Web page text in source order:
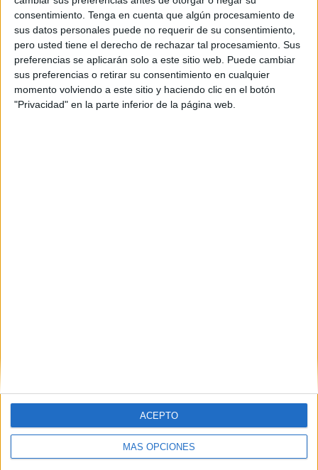
consentimiento. Tenga en cuenta que algún procesamiento de
sus datos personales puede no requerir de su consentimiento,
pero usted tiene el derecho de rechazar tal procesamiento. Sus
preferencias se aplicarán solo a este sitio web. Puede cambiar
sus preferencias o retirar su consentimiento en cualquier
momento volviendo a este sitio y haciendo clic en el botón
"Privacidad" en la parte inferior de la página web.
MÁS OPCIONES
ACEPTO
Orientación Andújar os queremos proporcionar para
trabajar el día de la Constitución este año 2013 en
vuestros colegios. Se trata de una presentación
totalmente […]
SEGUIR LEYENDO
de
email
Suscribir